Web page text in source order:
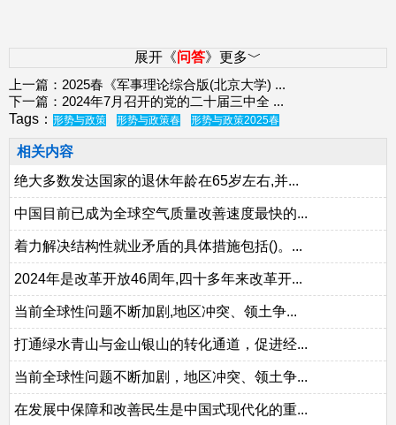
展开《问答》更多﹀
上一篇： 2025春《军事理论综合版(北京大学) ...
下一篇： 2024年7月召开的党的二十届三中全 ...
Tags： 形势与政策 形势与政策春 形势与政策2025春
相关内容
绝大多数发达国家的退休年龄在65岁左右,并...
中国目前已成为全球空气质量改善速度最快的...
着力解决结构性就业矛盾的具体措施包括()。...
2024年是改革开放46周年,四十多年来改革开...
当前全球性问题不断加剧,地区冲突、领土争...
打通绿水青山与金山银山的转化通道，促进经...
当前全球性问题不断加剧，地区冲突、领土争...
在发展中保障和改善民生是中国式现代化的重...